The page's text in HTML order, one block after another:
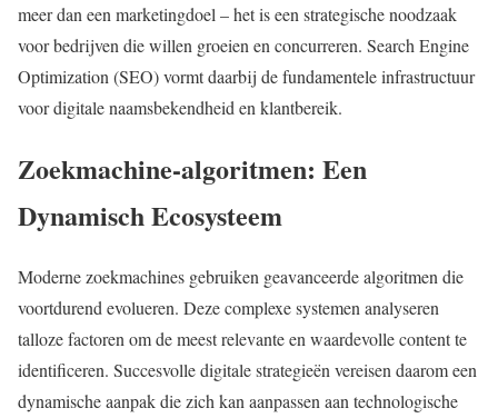
meer dan een marketingdoel – het is een strategische noodzaak
voor bedrijven die willen groeien en concurreren. Search Engine
Optimization (SEO) vormt daarbij de fundamentele infrastructuur
voor digitale naamsbekendheid en klantbereik.
Zoekmachine-algoritmen: Een
Dynamisch Ecosysteem
Moderne zoekmachines gebruiken geavanceerde algoritmen die
voortdurend evolueren. Deze complexe systemen analyseren
talloze factoren om de meest relevante en waardevolle content te
identificeren. Succesvolle digitale strategieën vereisen daarom een
dynamische aanpak die zich kan aanpassen aan technologische